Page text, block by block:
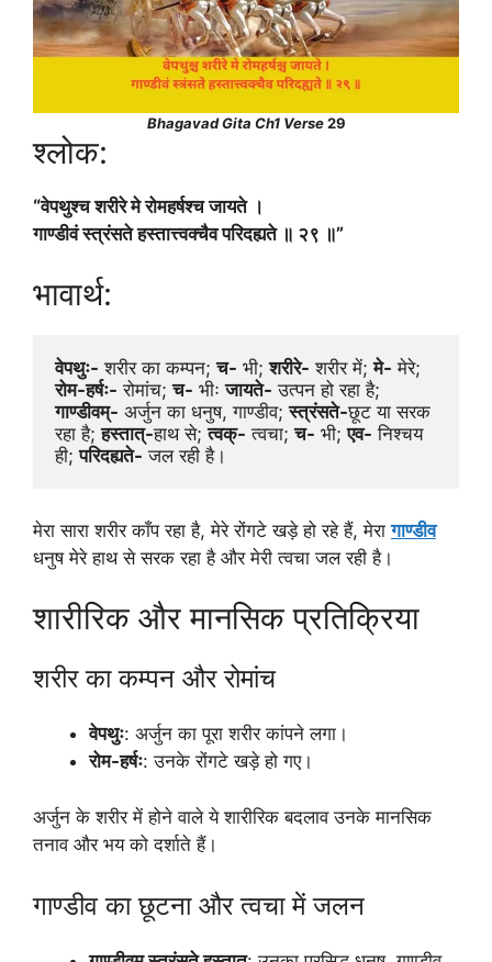
Bhagavad Gita Ch1 Verse29
श्लोक:
“वेपथुश्च शरीरे मे रोमहर्षश्च जायते ।
गाण्डीवं स्त्रंसते हस्तात्त्वक्चैव परिदह्यते ॥ २९ ॥”
भावार्थ:
वेपथुः- शरीर का कम्पन; च- भी; शरीरे- शरीर में; मे-
रोम-हर्षः- रोमांच; च- भीः जायते-
गाण्डीवम्- अर्जुन का धनुष, गाण्डीव; स्त्रंसते-छूट या सरक
रहा है; हस्तात्-हाथ से; त्वक्- त्वचा; च- भी; एव- निश्चय
ही; परिदह्यते- जल रही है।
मेरा सारा शरीर काँप रहा है, मेरे रोंगटे खड़े हो रहे हैं, मेरागाण्डीव
धनुष मेरे हाथ से सरक रहा है और मेरी त्वचा जल रही है।
शारीरिक और मानसिक प्रतिक्रिया
शरीर का कम्पन और रोमांच
वेपथुः: अर्जुन का पूरा शरीर कांपने लगा।
रोम-हर्षः: उनके रोंगटे खड़े हो गए।
अर्जुन के शरीर में होने वाले ये शारीरिक बदलाव उनके मानसिक
तनाव और भय को दर्शाते हैं।
गाण्डीव का छूटना और त्वचा में जलन